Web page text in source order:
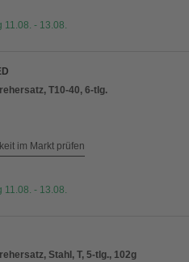
11.08. - 13.08.
T10-40, 6-tlg.
im Markt prüfen
11.08. - 13.08.
Stahl, T, 5-tlg., 102g